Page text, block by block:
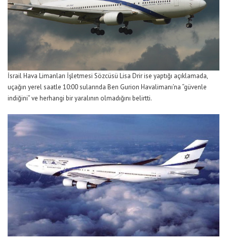
İsrail Hava Limanları İşletmesi Sözcüsü Lisa Drir ise yaptığı açıklamada,
uçağın yerel saatle 10:00 sularında Ben Gurion Havalimanı’na “güvenle
indiğini” ve herhangi bir yaralının olmadığını belirtti.